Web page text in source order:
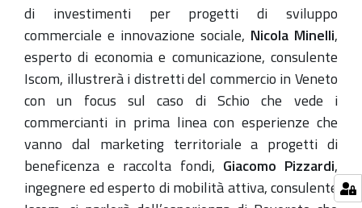
di investimenti per progetti di sviluppo
commerciale e innovazione sociale, Nicola Minelli,
esperto di economia e comunicazione, consulente
Iscom, illustrerà i distretti del commercio in Veneto
con un focus sul caso di Schio che vede i
commercianti in prima linea con esperienze che
vanno dal marketing territoriale a progetti di
beneficenza e raccolta fondi, Giacomo Pizzardi,
ingegnere ed esperto di mobilità attiva, consulente